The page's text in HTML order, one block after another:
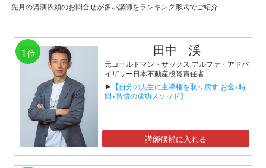
先月の講演依頼のお問合せが多い講師をランキング形式でご紹介
1 位 田中 渓
元ゴールドマン・サックス アルファ・アドバ
イザリー日本不動産投資責任者
▶ 【自分の人生に主導権を取り戻す お金×時
間×習慣の成功メソッド】
講師候補に入れる